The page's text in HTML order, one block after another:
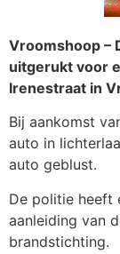
Vroomshoop –
uitgerukt voor
Irenestraat in
Bij aankomst
auto in
auto geblust.
De politie heeft
aanleiding van
brandstichting.